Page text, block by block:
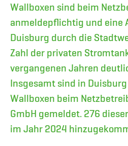
Wallboxen sind beim
anmeldepflichtig und eine
Duisburg durch die
Zahl der privaten
vergangenen Jahren
Insgesamt sind in
Wallboxen beim
GmbH gemeldet. 276
im Jahr 2024